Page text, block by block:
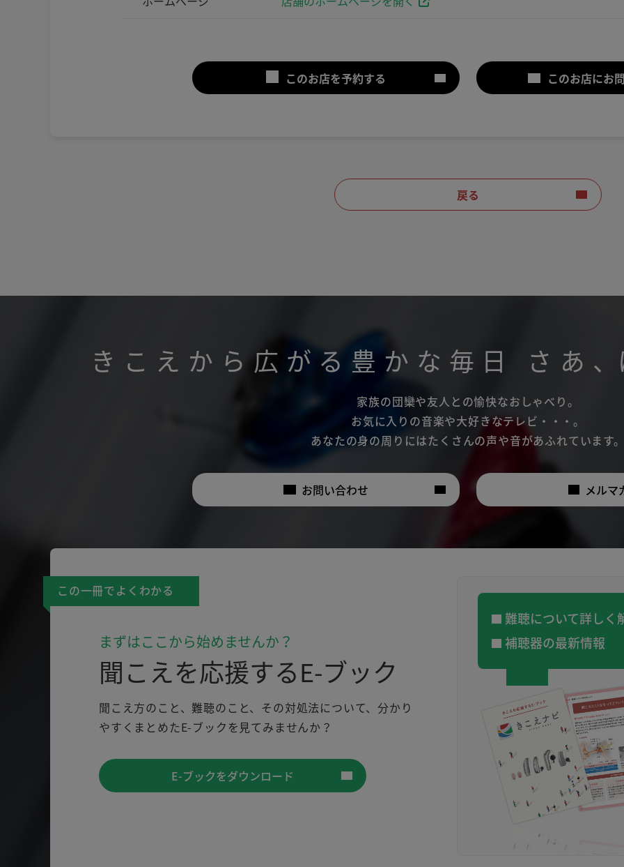
このお店を予約する このお店にお
戻る
きこえから広がる豊かな毎日 さあ 、
家族の団欒や友人との愉快なおしゃべり。
お気に入りの音楽や大好きなテレビ・・・。
あなたの身の周りにはたくさんの声や音があふれています。
お問い合わせ メルマ
この一冊でよくわかる
まずはここから始めませんか？
聞こえを応援するE-ブック
聞こえ方のこと、難聴のこと、その対処法について、分かり
やすくまとめたE-ブックを見てみませんか？
E-ブックをダウンロード
難聴について詳しく
補聴器の最新情報